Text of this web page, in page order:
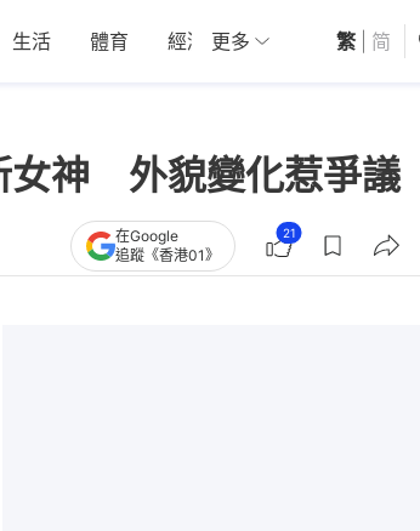
生活 體育 經濟 01深圳 觀點
更多 繁 简
女神 外貌變化惹爭議
在Google
追蹤《香港01》
21